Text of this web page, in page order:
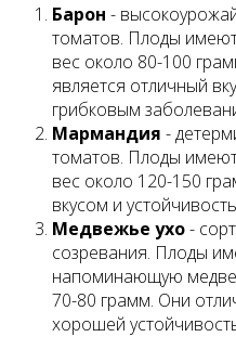
Барон -
томатов. Плоды
вес около 80-100
является отличный
грибковым
Мармандия -
томатов. Плоды
вес около 120-150
вкусом и
Медвежье ухо-
созревания. Плоды
напоминающую
70-80 грамм. Они
хорошей